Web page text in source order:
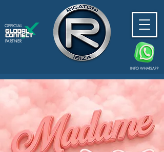
PARTNER
OFFICIAL
INFO WHATSAPP